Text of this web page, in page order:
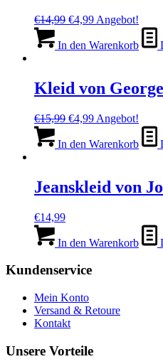
€14,99 Ursprünglicher
war:
€4,99Aktueller
ist:
Angebot!
In den Warenkorb
Kleid von
€15,99 Ursprünglicher
war:
€4,99Aktueller
ist:
Angebot!
In den Warenkorb
Jeanskleid von
€14,99
In den Warenkorb
Kundenservice
Mein Konto
Versand & Retoure
Kontakt
Unsere Vorteile